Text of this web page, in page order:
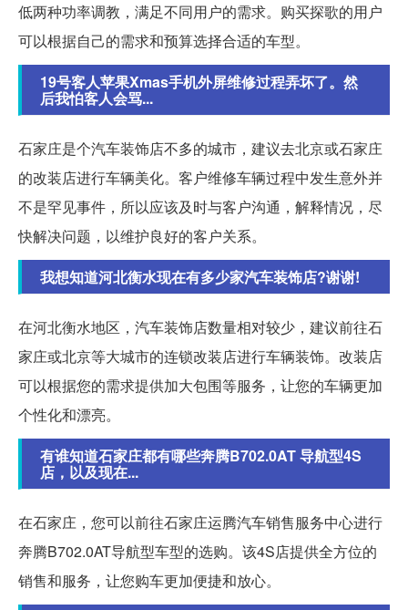
低两种功率调教，满足不同用户的需求。购买探歌的用户
可以根据自己的需求和预算选择合适的车型。
19号客人苹果Xmas手机外屏维修过程弄坏了。然
后我怕客人会骂...
石家庄是个汽车装饰店不多的城市，建议去北京或石家庄
的改装店进行车辆美化。客户维修车辆过程中发生意外并
不是罕见事件，所以应该及时与客户沟通，解释情况，尽
快解决问题，以维护良好的客户关系。
我想知道河北衡水现在有多少家汽车装饰店?谢谢!
在河北衡水地区，汽车装饰店数量相对较少，建议前往石
家庄或北京等大城市的连锁改装店进行车辆装饰。改装店
可以根据您的需求提供加大包围等服务，让您的车辆更加
个性化和漂亮。
有谁知道石家庄都有哪些奔腾B702.0AT 导航型4S
店，以及现在...
在石家庄，您可以前往石家庄运腾汽车销售服务中心进行
奔腾B702.0AT导航型车型的选购。该4S店提供全方位的
销售和服务，让您购车更加便捷和放心。